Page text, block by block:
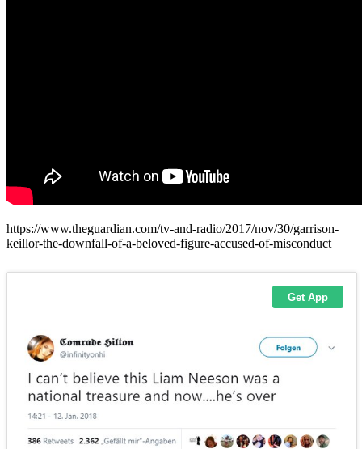
https://www.theguardian.com/tv-and-radio/2017/nov/30/garrison-
keillor-the-downfall-of-a-beloved-figure-accused-of-misconduct